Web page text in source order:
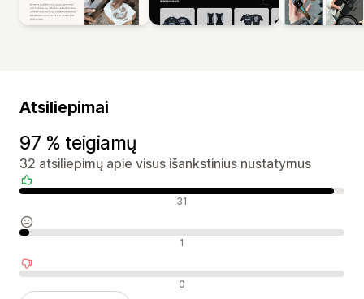
Atsiliepimai
97 % teigiamų
32 atsiliepimų apie visus išankstinius nustatymus
Teigiami atsiliepimai 31
Neutralūs atsiliepimai 1
Neigiami atsiliepimai 0